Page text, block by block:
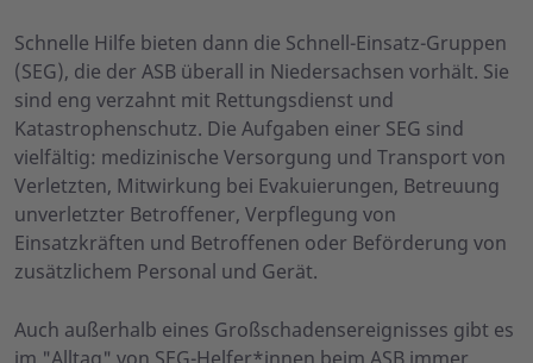
Schnelle Hilfe bieten dann die Schnell-Einsatz-Gruppen
(SEG), die der ASB überall in Niedersachsen vorhält. Sie
sind eng verzahnt mit Rettungsdienst und
Katastrophenschutz. Die Aufgaben einer SEG sind
vielfältig: medizinische Ver­sor­gung und Transport von
Verletzten, Mitwirkung bei Evaku­ie­rungen, Betreuung
unverletzter Betroffener, Verpflegung von
Einsatzkräften und Betroffenen oder Beförderung von
zusätzlichem Personal und Gerät.
Auch außerhalb eines Großschadensereignisses gibt es